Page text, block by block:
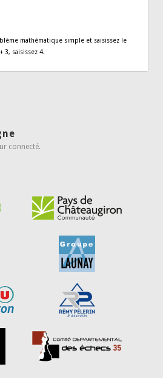
mathématique simple et saisissez le
3, saisissez 4.
connecté.